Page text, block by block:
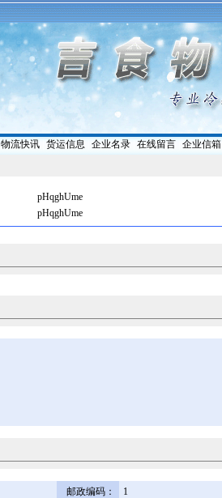
物流快讯| 货运信息 企业名录| 在线留言| 企业信箱
pHqghUme
pHqghUme
邮政编码：
1